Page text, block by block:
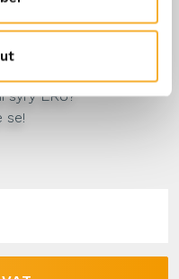
sýry ERU?
se!